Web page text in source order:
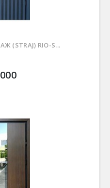
(STRAJ) RIO-S...